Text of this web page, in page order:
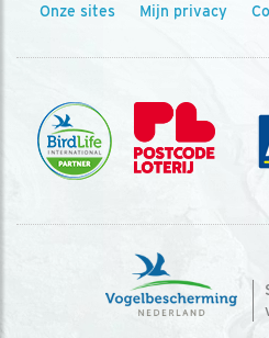
Onze sites Mijn privacy